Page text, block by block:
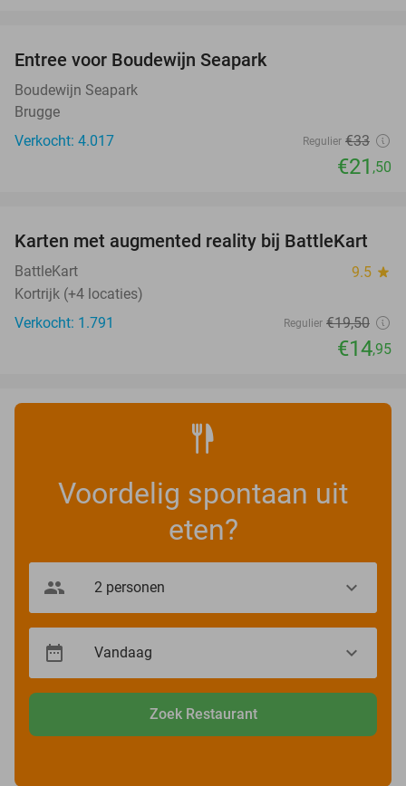
Entree voor Boudewijn Seapark
Boudewijn Seapark
Brugge
Verkocht: 4.017
Regulier €33
€21 ,50
23%
Karten met augmented reality bij BattleKart
BattleKart 9.5 star
Kortrijk (+4 locaties)
Verkocht: 1.791
Regulier €19,50
€14,95
Voordelig spontaan uit
eten?
Zoek Restaurant